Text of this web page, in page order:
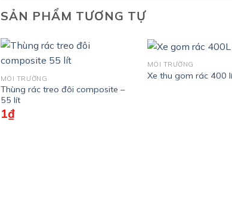
SẢN PHẨM TƯƠNG TỰ
MÔI TRƯỜNG
Thùng rác treo đôi composite –
55 lít
1₫
MÔI TRƯỜNG
Xe thu gom rác 400